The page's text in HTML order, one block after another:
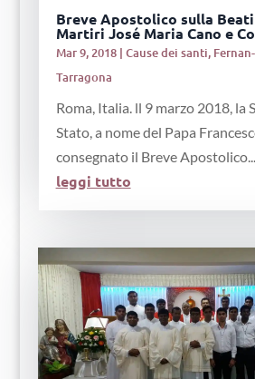
Breve Apostolico sulla
Martiri José Maria Cano e
Mar 9, 2018| Cause dei santi,
Tarragona
Roma, Italia. ll 9 marzo 2018, la
Stato, a nome del Papa
consegnato il Breve Apostolico...
leggi tutto